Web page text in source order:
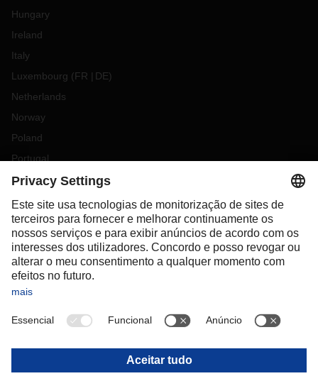
Hungary
Ireland
Italy
Luxembourg (FR DE)
Netherlands
Norway
Poland
Portugal
Romania
Slovakia
Spain
Sweden
Switzerland(DE FR)
Turkey
OCEANIA